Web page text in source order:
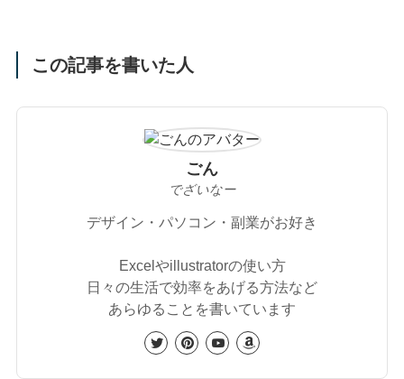
この記事を書いた人
ごん
でざいなー
デザイン・パソコン・副業がお好き
Excelやillustratorの使い方
日々の生活で効率をあげる方法など
あらゆることを書いています